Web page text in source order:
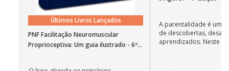
Últimos Livros Lançados
PNF Facilitação Neuromuscular
Proprioceptiva: Um guia ilustrado - 6ª
A parentalidade é uma
de descobertas,
aprendizados. Neste